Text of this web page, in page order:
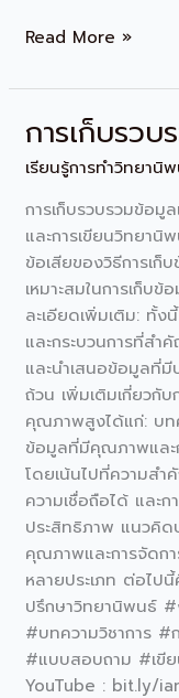
Read More »
การเก็บรว
เรียนรู้การทำวิทยานิ
การเก็บรวบรวมข้อมู
และการเขียนวิทยา
ข้อเสียของวิธีการเก็
เหมาะสมในการเก็บ
ละเอียดเพิ่มเติม: ทั้
และกระบวนการที่สำ
และนำเสนอข้อมูลที่มี
ถ้วน เพิ่มเติมเกี่ยวกั
คุณภาพสูงได้แก่: บทค
ข้อมูลที่มีคุณภาพและ
โดยเน้นไปที่ความส
ความเชื่อถือได้ และก
ประสิทธิภาพ แนวคิด
คุณภาพและการจัดก
หลายประเภท ต่อไป
ปรึกษาวิทยานิพนธ์
#บทความวิชาการ #
#แบบสอบถาม #เขี
YouTube : bit.ly/
การ
รวบรวม
ข้อมูล
ทาง
งาน
วิจัย